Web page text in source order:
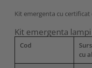
Kit emergenta cu
Kit emergenta
Cod
cu